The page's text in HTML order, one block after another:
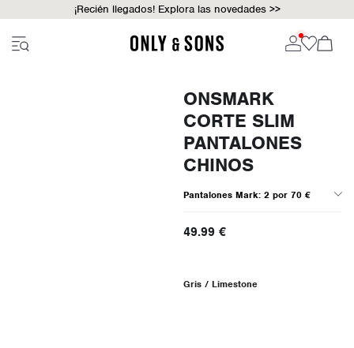
¡Recién llegados! Explora las novedades >>
ONSMARK
CORTE SLIM
PANTALONES
CHINOS
Pantalones Mark: 2 por 70 €
49.99 €
Gris / Limestone